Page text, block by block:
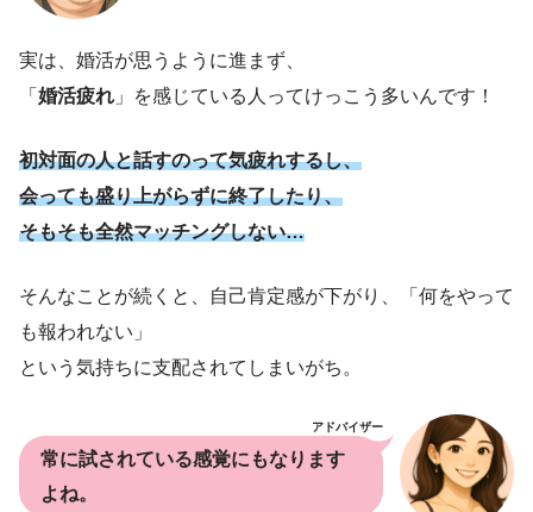
実は、婚活が思うように進まず、
「 婚活疲れ 」を感じている人ってけっこう多いんです！
初対面の人と話すのって気疲れするし、
会っても盛り上がらずに終了したり、
そもそも全然マッチングしない…
そんなことが続くと、自己肯定感が下がり、「何をやって
も報われない」
という気持ちに支配されてしまいがち。
アドバイザー
常に試されている感覚にもなります
よね。